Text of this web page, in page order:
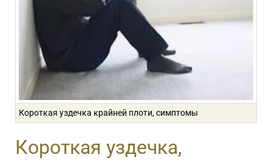
Короткая уздечка крайней плоти, симптомы
Короткая уздечка,